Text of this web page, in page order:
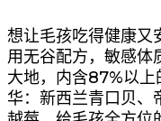
想让毛孩吃得健康
用无谷配方，敏感体
大地，内含87%以
华：新西兰青口贝、